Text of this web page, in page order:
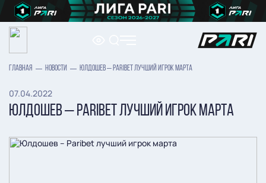
ГЛАВНАЯ НОВОСТИ ЮЛДОШЕВ – PARIBET ЛУЧШИЙ ИГРОК МАРТА
07.04.2022
ЮЛДОШЕВ – PARIBET ЛУЧШИЙ ИГРОК МАРТА